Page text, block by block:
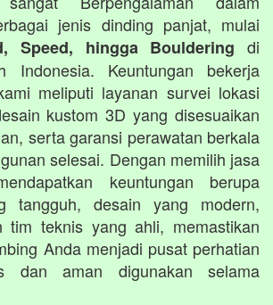
jenis dinding panjat, mulai
Speed, hingga Bouldering di
Indonesia. Keuntungan bekerja
meliputi layanan survei lokasi
kustom 3D yang disesuaikan
serta garansi perawatan berkala
selesai. Dengan memilih jasa
keuntungan berupa
tangguh, desain yang modern,
tim teknis yang ahli, memastikan
Anda menjadi pusat perhatian
dan aman digunakan selama